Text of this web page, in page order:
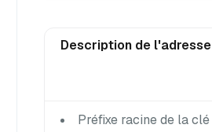
Description de l'adresse
Préfixe racine de la clé